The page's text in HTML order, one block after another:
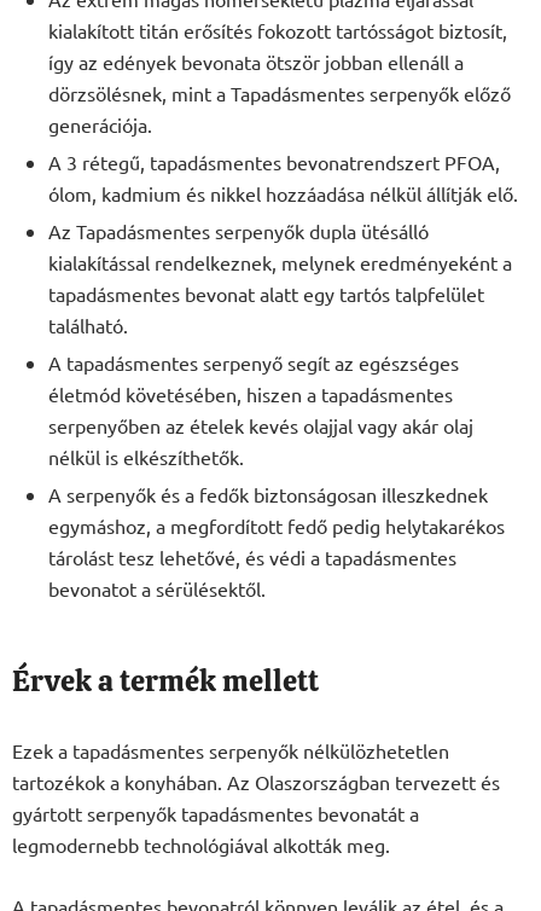
kialakított titán erősítés fokozott tartósságot biztosít,
így az edények bevonata ötször jobban ellenáll a
dörzsölésnek, mint a Tapadásmentes serpenyők előző
generációja.
A 3 rétegű, tapadásmentes bevonatrendszert PFOA,
ólom, kadmium és nikkel hozzáadása nélkül állítják elő.
Az Tapadásmentes serpenyők dupla ütésálló
kialakítással rendelkeznek, melynek eredményeként a
tapadásmentes bevonat alatt egy tartós talpfelület
található.
A tapadásmentes serpenyő segít az egészséges
életmód követésében, hiszen a tapadásmentes
serpenyőben az ételek kevés olajjal vagy akár olaj
nélkül is elkészíthetők.
A serpenyők és a fedők biztonságosan illeszkednek
egymáshoz, a megfordított fedő pedig helytakarékos
tárolást tesz lehetővé, és védi a tapadásmentes
bevonatot a sérülésektől.
Érvek a termék mellett
Ezek a tapadásmentes serpenyők nélkülözhetetlen
tartozékok a konyhában. Az Olaszországban tervezett és
gyártott serpenyők tapadásmentes bevonatát a
legmodernebb technológiával alkották meg.
A tapadásmentes bevonatról könnyen leválik az étel, és a